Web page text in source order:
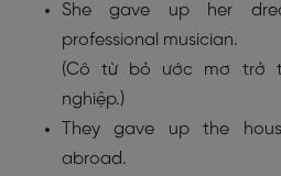
She gave up her
professional musician.
(Cô từ bỏ ước mơ trở
nghiệp.)
They gave up the
abroad.